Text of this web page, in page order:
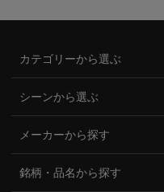
カテゴリーから選ぶ
シーンから選ぶ
メーカーから探す
銘柄・品名から探す